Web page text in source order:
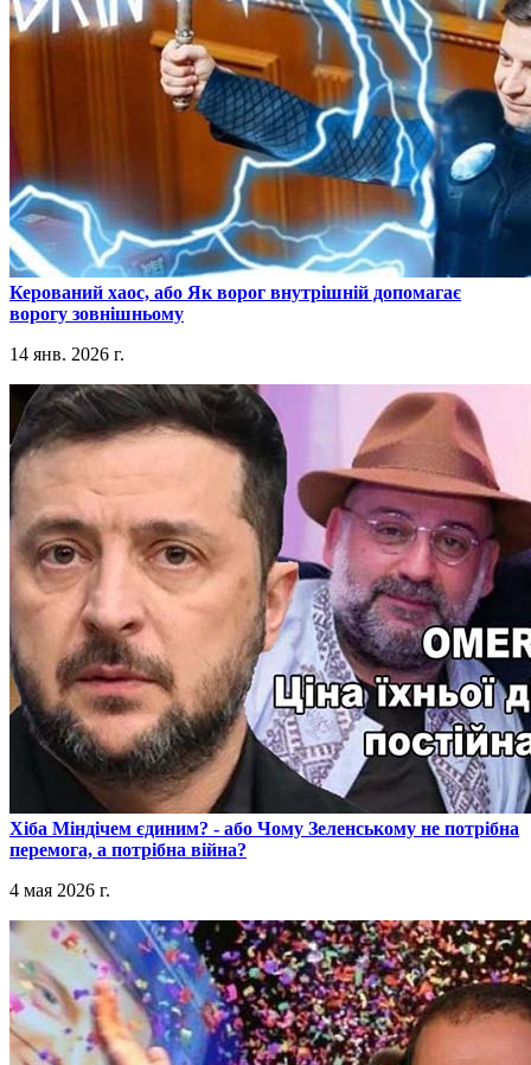
​Керований хаос, або Як ворог внутрішній допомагає
ворогу зовнішньому
14 янв. 2026 г.
​Хіба Міндічем єдиним? - або Чому Зеленському не потрібна
перемога, а потрібна війна?
4 мая 2026 г.